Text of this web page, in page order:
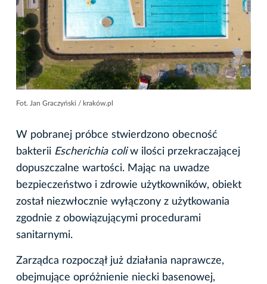
Fot. Jan Graczyński / kraków.pl
W pobranej próbce stwierdzono obecność
bakterii Escherichia coliw ilości przekraczającej
dopuszczalne wartości. Mając na uwadze
bezpieczeństwo i zdrowie użytkowników, obiekt
został niezwłocznie wyłączony z użytkowania
zgodnie z obowiązującymi procedurami
sanitarnymi.
Zarządca rozpoczął już działania naprawcze,
obejmujące opróżnienie niecki basenowej,